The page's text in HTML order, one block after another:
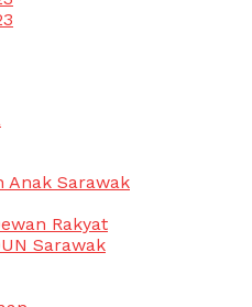
Anak Sarawak
Rakyat
Sarawak